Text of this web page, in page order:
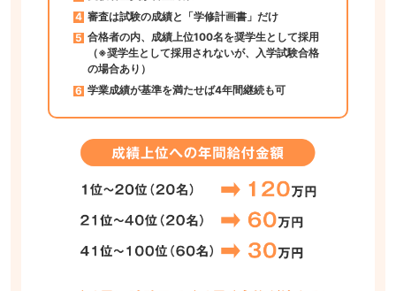
審査は試験の成績と「学修計画書」だけ
合格者の内、成績上位100名を奨学生として採用
（※奨学生として採用されないが、入学試験合格
の場合あり）
学業成績が基準を満たせば4年間継続も可